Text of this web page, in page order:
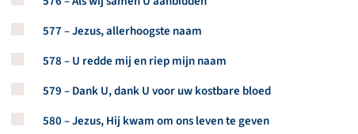
Koop een stuk van dit artikel
577 – Jezus, allerhoogste naam
Koop een stuk van dit artikel
578 – U redde mij en riep mijn naam
Koop een stuk van dit artikel
579 – Dank U, dank U voor uw kostbare bloed
Koop een stuk van dit artikel
580 – Jezus, Hij kwam om ons leven te geven